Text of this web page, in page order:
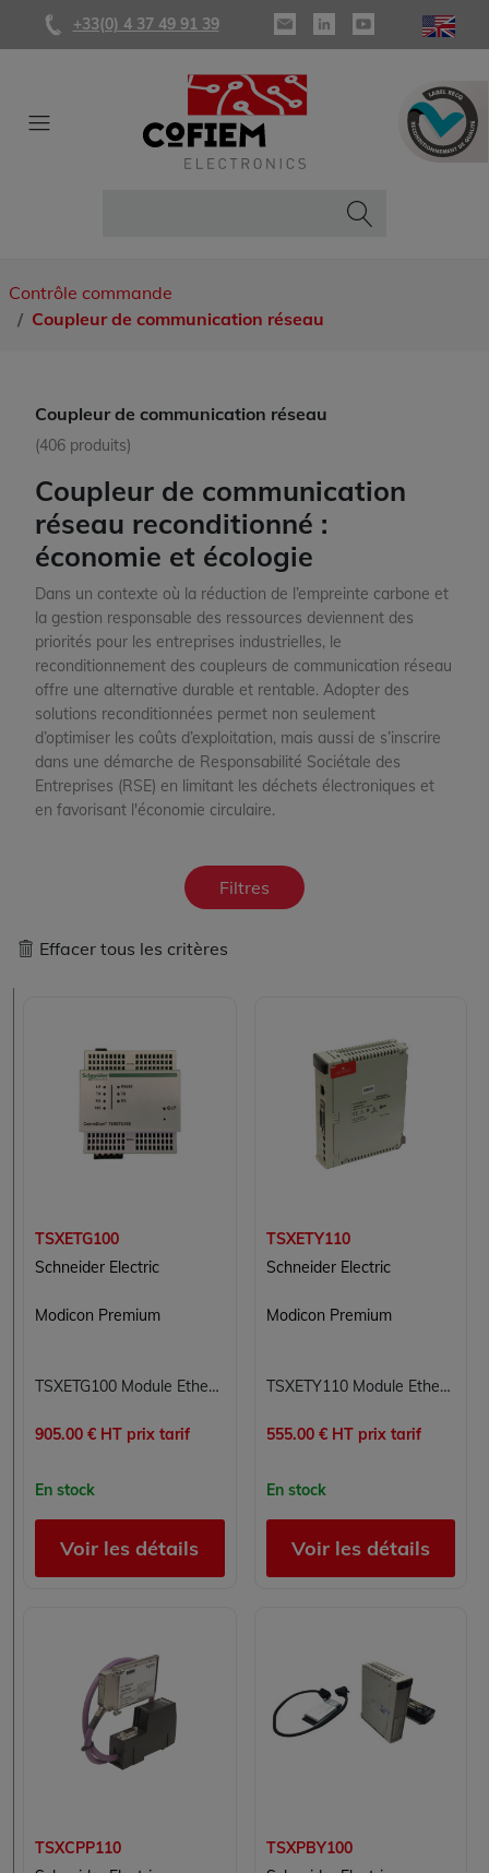
+33(0) 4 37 49 91 39
Contrôle commande
Coupleur de communication réseau
Coupleur de communication réseau
(406 produits)
Coupleur de communication
réseau reconditionné :
économie et écologie
Dans un contexte où la réduction de l’empreinte carbone et
la gestion responsable des ressources deviennent des
priorités pour les entreprises industrielles, le
reconditionnement des coupleurs de communication réseau
offre une alternative durable et rentable. Adopter des
solutions reconditionnées permet non seulement
d’optimiser les coûts d’exploitation, mais aussi de s’inscrire
dans une démarche de Responsabilité Sociétale des
Entreprises (RSE) en limitant les déchets électroniques et
en favorisant l'économie circulaire.
Filtres
Effacer tous les critères
TSXETG100
Schneider Electric
Modicon Premium
TSXETG100 Module Ethernet TCP/IP Modicon Premium Schneider Electric
905.00 € HT prix tarif
En stock
Voir les détails
TSXETY110
Schneider Electric
Modicon Premium
TSXETY110 Module Ethernet TCP/IP Modicon Premium Schneider Electric
555.00 € HT prix tarif
En stock
Voir les détails
TSXCPP110
TSXPBY100